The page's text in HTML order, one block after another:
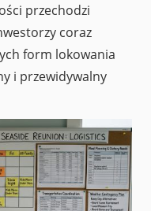
przechodzi
coraz
form lokowania
i przewidywalny